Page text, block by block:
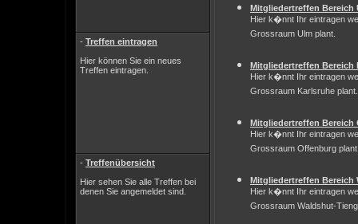
Mitgliedertreffen Bereich
Hier k�nnt Ihr eintragen
Grossraum Ulm plant.
Mitgliedertreffen Bereich
Hier k�nnt Ihr eintragen
Grossraum Karlsruhe plant.
Mitgliedertreffen Bereich
Hier k�nnt Ihr eintragen
Grossraum Offenburg
Mitgliedertreffen Bereich
Hier k�nnt Ihr eintragen
Grossraum Waldshut-
- Treffen eintragen
Hier können Sie ein neues
Treffen eintragen.
- Treffenübersicht
Hier sehen Sie alle Treffen bei
denen Sie angemeldet sind.